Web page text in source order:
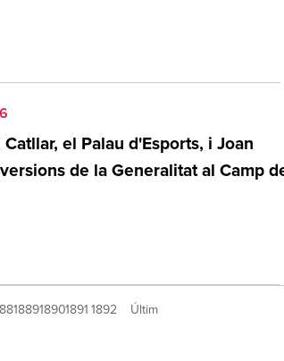
el Palau d'Esports, i Joan
de la Generalitat al Camp
188918901891 1892 Últim